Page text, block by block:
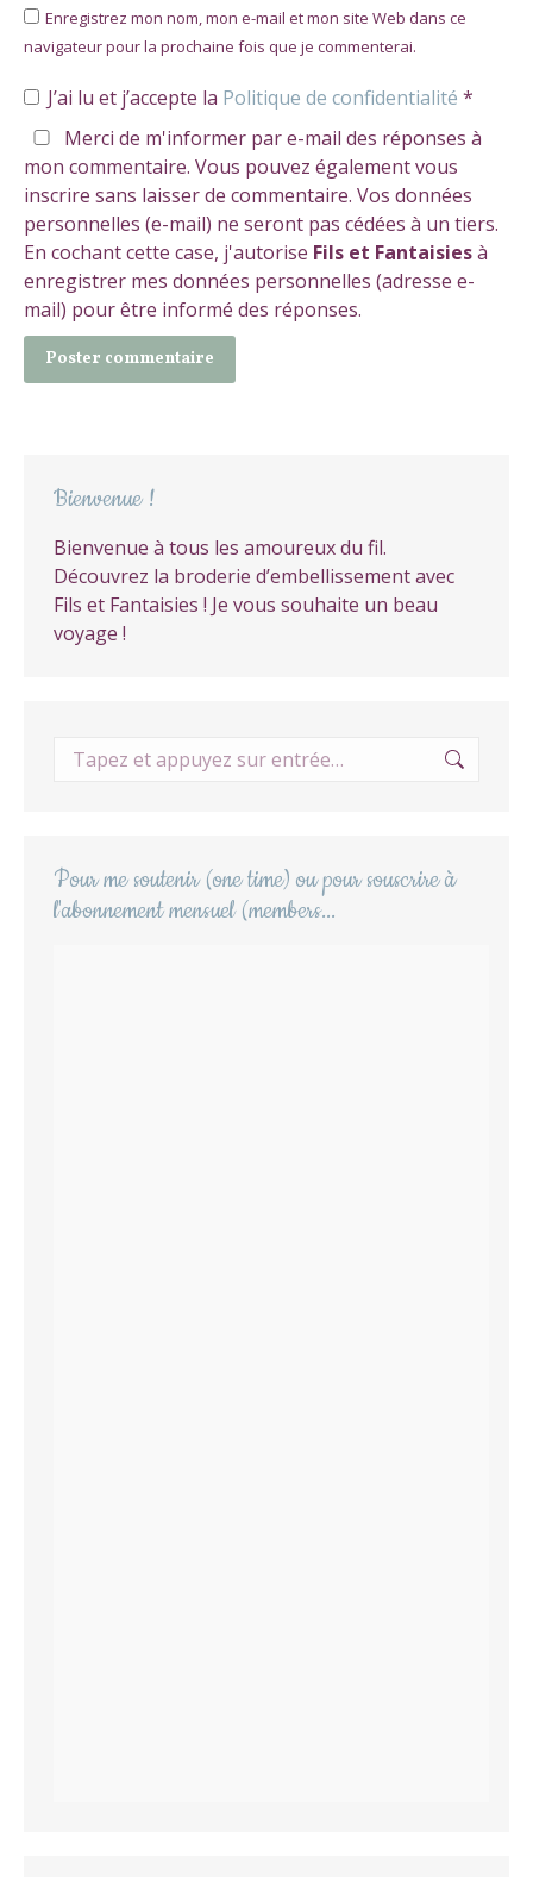
Enregistrez mon nom, mon e-mail et mon site Web dans ce
navigateur pour la prochaine fois que je commenterai.
J’ai lu et j’accepte la Politique de confidentialité *
Merci de m'informer par e-mail des réponses à
mon commentaire. Vous pouvez également vous
inscrire sans laisser de commentaire. Vos données
personnelles (e-mail) ne seront pas cédées à un tiers.
En cochant cette case, j'autorise Fils et Fantaisiesà
enregistrer mes données personnelles (adresse e-
mail) pour être informé des réponses.
Poster commentaire
Bienvenue !
Bienvenue à tous les amoureux du fil.
Découvrez la broderie d’embellissement avec
Fils et Fantaisies ! Je vous souhaite un beau
voyage !
Recherche
Pour me soutenir (one time) ou pour souscrire à
l'abonnement mensuel (members...